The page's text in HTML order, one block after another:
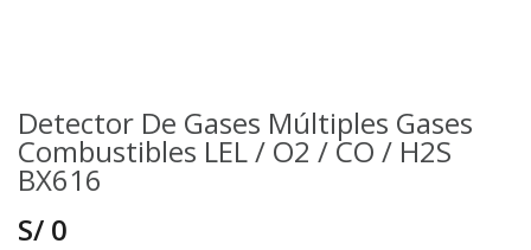
Detector De Gases Múltiples Gases
Combustibles LEL / O2 / CO / H2S
BX616
S/ 0